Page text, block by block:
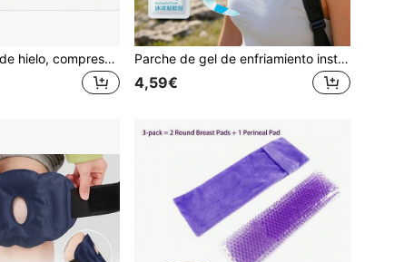
Paquete de gel de hielo, compresa fría/caliente reutilizable y suave, relaja las articulaciones y los músculos, alivio flexible para lesiones de hombro, espalda, rodilla, cuello y tobillo Parche de gel de enfriamiento instantáneo de verano Cofoe - Compresa de gel fría, bolsa de hielo, lámina de gel de enfriamiento físico, parche de enfriamiento portátil y suave, adecuado para la frente, el cuello y el Body, cuello, brazos, piernas y espalda, parche de gel de enfriamiento corporal, uso diario
4,59€